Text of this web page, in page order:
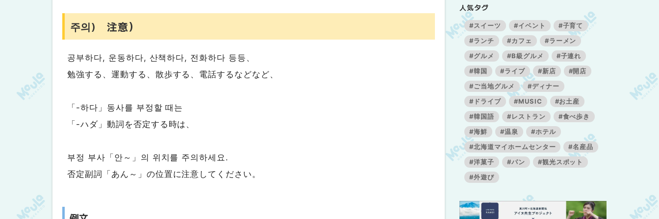
주의) 注意）
공부하다, 운동하다, 산책하다, 전화하다 등등、
勉強する、運動する、散歩する、電話するなどなど、
「-하다」동사를 부정할 때는
「-ハダ」動詞を否定する時は、
부정 부사「안～」의 위치를 주의하세요.
否定副詞「あん～」の位置に注意してください。
人気タグ
#スイーツ #イベント
#子育て
#ランチ
#カフェ
#ラーメン
#グルメ
#B級グルメ
#子連れ
#韓国
#ライブ #新店
#開店
#ご当地グルメ
#ディナー
#ドライブ
#MUSIC
#お土産
#韓国語
#レストラン
#食べ歩き
#海鮮
#温泉
#ホテル
#北海道マイホームセンター
#名産品
#洋菓子
#パン
#観光スポット
#外遊び